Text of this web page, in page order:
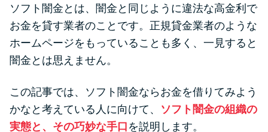
便利なコンテンツ
カードローン診断
カードローンQ&A
特集ページ
ソフト闇金とは、闇金と同じように違法な高金利で
お金を貸す業者のことです。正規貸金業者のような
ホームページをもっていることも多く、一見すると
闇金とは思えません。
この記事では、ソフト闇金ならお金を借りてみよう
かなと考えている人に向けて、 ソフト闇金の組織の
実態と、その巧妙な手口 を説明します。